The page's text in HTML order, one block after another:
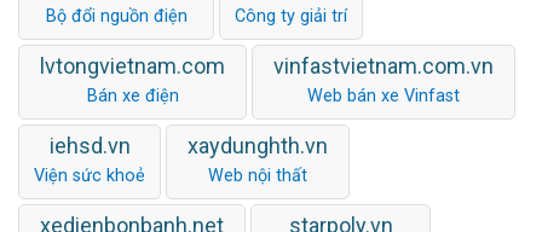
Bộ đổi nguồn điện Công ty giải trí
lvtongvietnam.com
Bán xe điện
vinfastvietnam.com.vn
Web bán xe Vinfast
iehsd.vn
Viện sức khoẻ
xaydunghth.vn
Web nội thất
xedienbonbanh.net starpoly.vn